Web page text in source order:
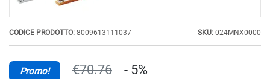
CODICE PRODOTTO: 8009613111037 SKU: 024MNX0000
Promo! €70.76 - 5%